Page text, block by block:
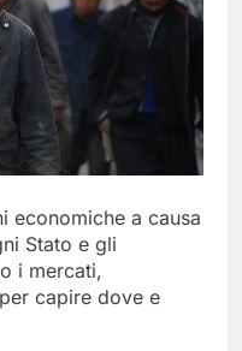
economiche a causa
Stato e gli
i mercati,
capire dove e